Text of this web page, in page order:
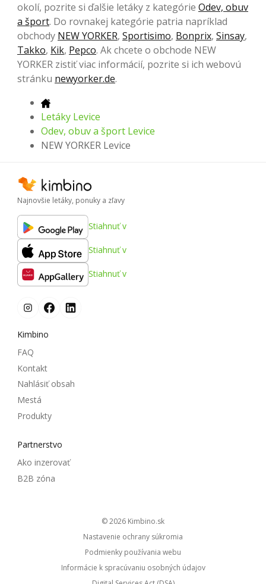
okolí, pozrite si ďalšie letáky z kategórie Odev, obuv
a šport. Do rovnakej kategórie patria napríklad
obchody NEW YORKER, Sportisimo, Bonprix, Sinsay,
Takko, Kik, Pepco. Ak chcete o obchode NEW
YORKER zistiť viac informácií, pozrite si ich webovú
stránku newyorker.de.
Letáky Levice
Odev, obuv a šport Levice
NEW YORKER Levice
Najnovšie letáky, ponuky a zľavy
Stiahnuť v
Stiahnuť v
Stiahnuť v
Kimbino
FAQ
Kontakt
Nahlásiť obsah
Mestá
Produkty
Partnerstvo
Ako inzerovať
B2B zóna
© 2026
kimbino.sk
Nastavenie ochrany súkromia
Podmienky používania webu
Informácie k spracúvaniu osobných údajov